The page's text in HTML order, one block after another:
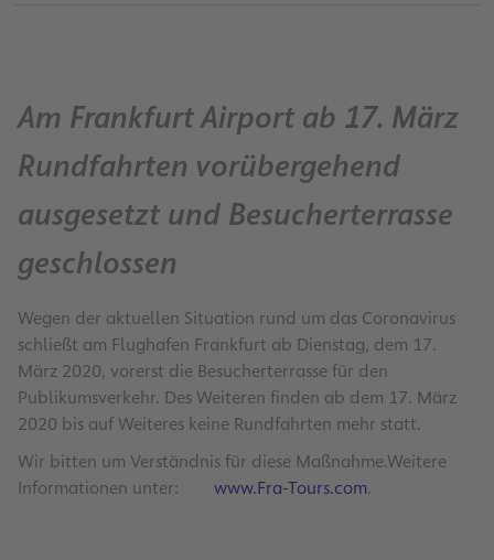
Am Frankfurt Airport ab 17. März
Rundfahrten vorübergehend
ausgesetzt und Besucherterrasse
geschlossen
Wegen der aktuellen Situation rund um das Coronavirus
schließt am Flughafen Frankfurt ab Dienstag, dem 17.
März 2020, vorerst die Besucherterrasse für den
Publikumsverkehr. Des Weiteren finden ab dem 17. März
2020 bis auf Weiteres keine Rundfahrten mehr statt.
Wir bitten um Verständnis für diese Maßnahme.Weitere
Informationen unter:
www.Fra-Tours.com.